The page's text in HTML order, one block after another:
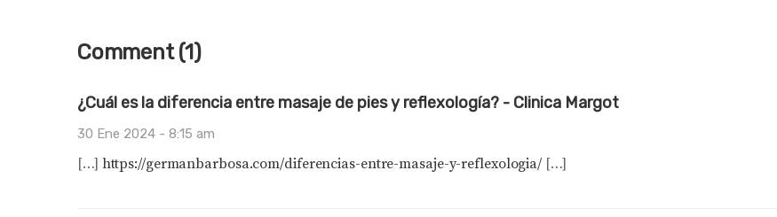
Comment (1)
¿Cuál es la diferencia entre masaje de pies y reflexología? - Clinica Margot
30 Ene 2024 - 8:15 am
[…] https://germanbarbosa.com/diferencias-entre-masaje-y-reflexologia/ […]